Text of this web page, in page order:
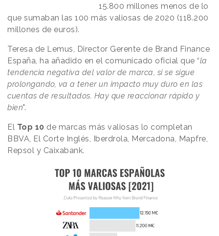
15.800 millones menos de lo
que sumaban las 100 más valiosas de 2020 (118.200
millones de euros).
Teresa de Lemus, Director Gerente de Brand Finance
España, ha añadido en el comunicado oficial que “la
tendencia negativa del valor de marca, si se sigue
prolongando, va a tener un impacto muy duro en las
cuentas de resultados. Hay que reaccionar rápido y
bien".
El Top 10 de marcas más valiosas lo completan
BBVA, El Corte Inglés, Iberdrola, Mercadona, Mapfre,
Repsol y Caixabank.